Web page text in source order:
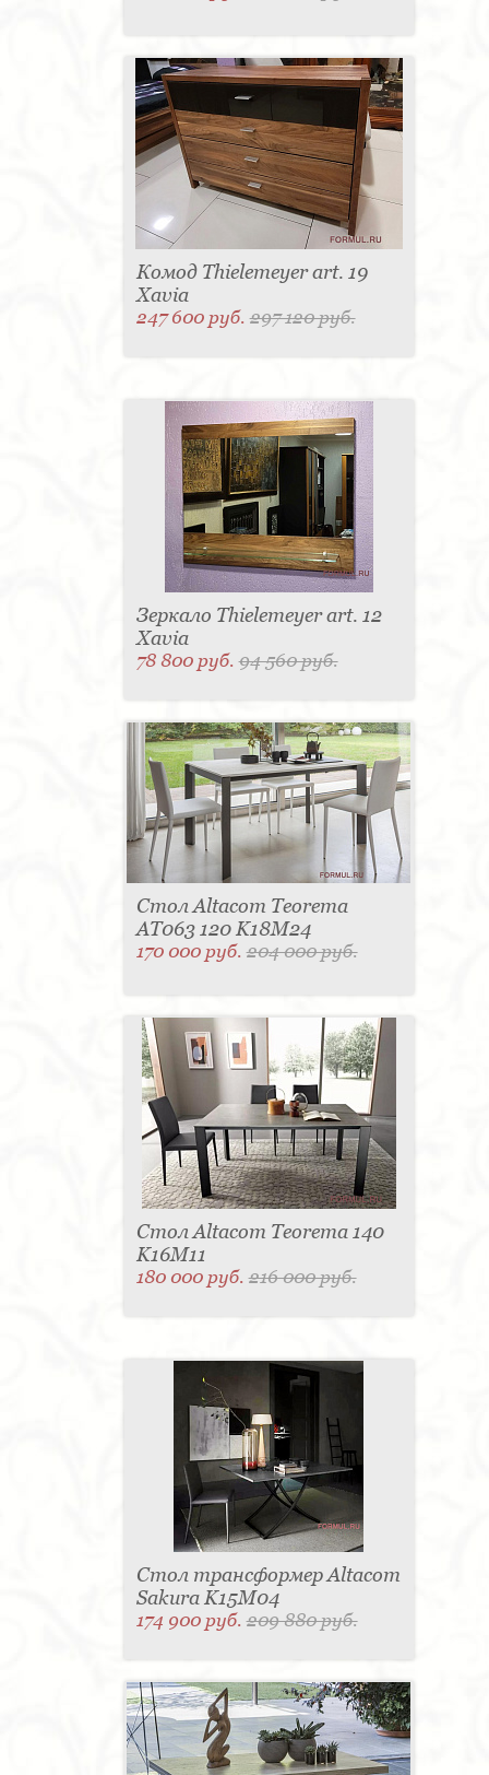
Комод Thielemeyer art. 19
Xavia
247 600 руб.297 120 руб.
Зеркало Thielemeyer art. 12
Xavia
78 800 руб.94 560 руб.
Стол Altacom Teorema
AT063 120 K18M24
170 000 руб.204 000 руб.
Стол Altacom Teorema 140
K16M11
180 000 руб.216 000 руб.
Стол трансформер Altacom
Sakura K15M04
174 900 руб.209 880 руб.